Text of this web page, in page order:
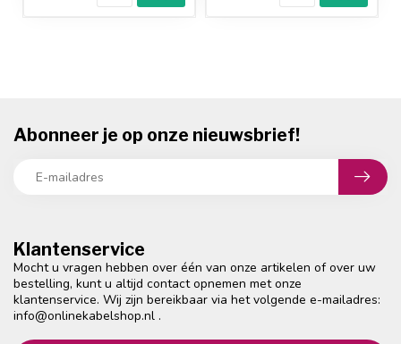
Klantenservice
Mocht u vragen hebben over één van onze artikelen of over uw
bestelling, kunt u altijd contact opnemen met onze
klantenservice. Wij zijn bereikbaar via het volgende e-mailadres:
info@onlinekabelshop.nl .
Abonneer je op onze nieuwsbrief!